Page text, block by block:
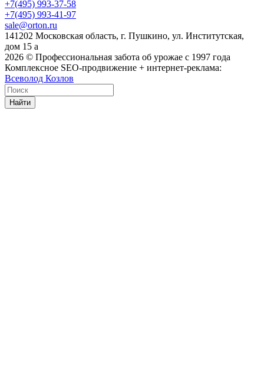
+7(495) 993-37-58
+7(495) 993-41-97
sale@orton.ru
141202 Московская область, г. Пушкино, ул. Институтская,
дом 15 а
2026 © Профессиональная забота об урожае с 1997 года
Комплексное SEO-продвижение + интернет-реклама:
Всеволод Козлов
Найти